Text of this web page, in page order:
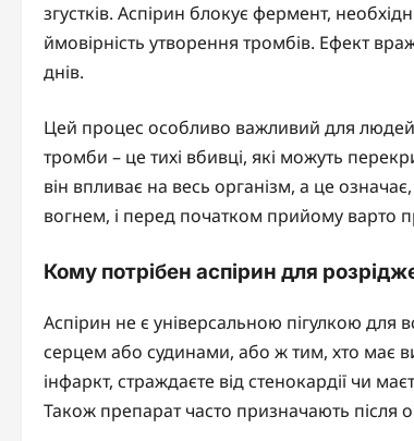
згустків. Аспірин блокує фермент,
ймовірність утворення тромбів. Ефект
днів.
Цей процес особливо важливий для людей
тромби – це тихі вбивці, які можуть
він впливає на весь організм, а це
вогнем, і перед початком прийому варто
Кому потрібен аспірин для
Аспірин не є універсальною пігулкою
серцем або судинами, або ж тим, хто має
інфаркт, страждаєте від стенокардії чи
Також препарат часто призначають після